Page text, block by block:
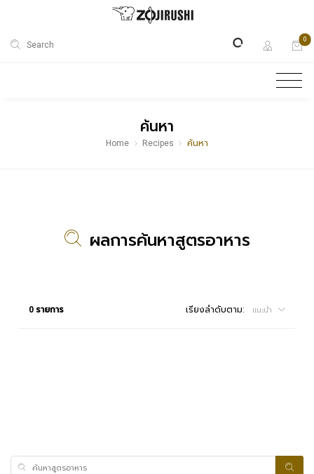
Search
0
ค้นหา
Home Recipes ค้นหา
ผลการค้นหาสูตรอาหาร
0 รายการ เรียงลำดับตาม: แนะนำ